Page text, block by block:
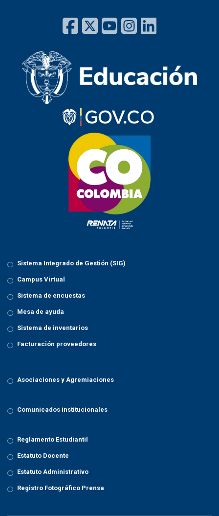
Sistema Integrado de Gestión (SIG)
Campus Virtual
Sistema de encuestas
Mesa de ayuda
Sistema de inventarios
Facturación proveedores
Asociaciones y Agremiaciones
Comunicados institucionales
Reglamento Estudiantil
Estatuto Docente
Estatuto Administrativo
Registro Fotográfico Prensa